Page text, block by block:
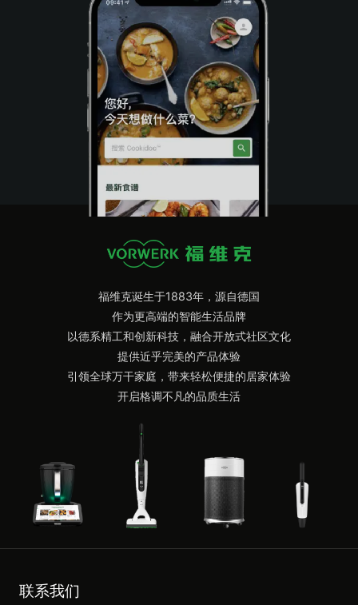
福维克诞生于1883年，源自德国
作为更高端的智能生活品牌
以德系精工和创新科技，融合开放式社区文化
提供近乎完美的产品体验
引领全球万干家庭，带来轻松便捷的居家体验
开启格调不凡的品质生活
联系我们